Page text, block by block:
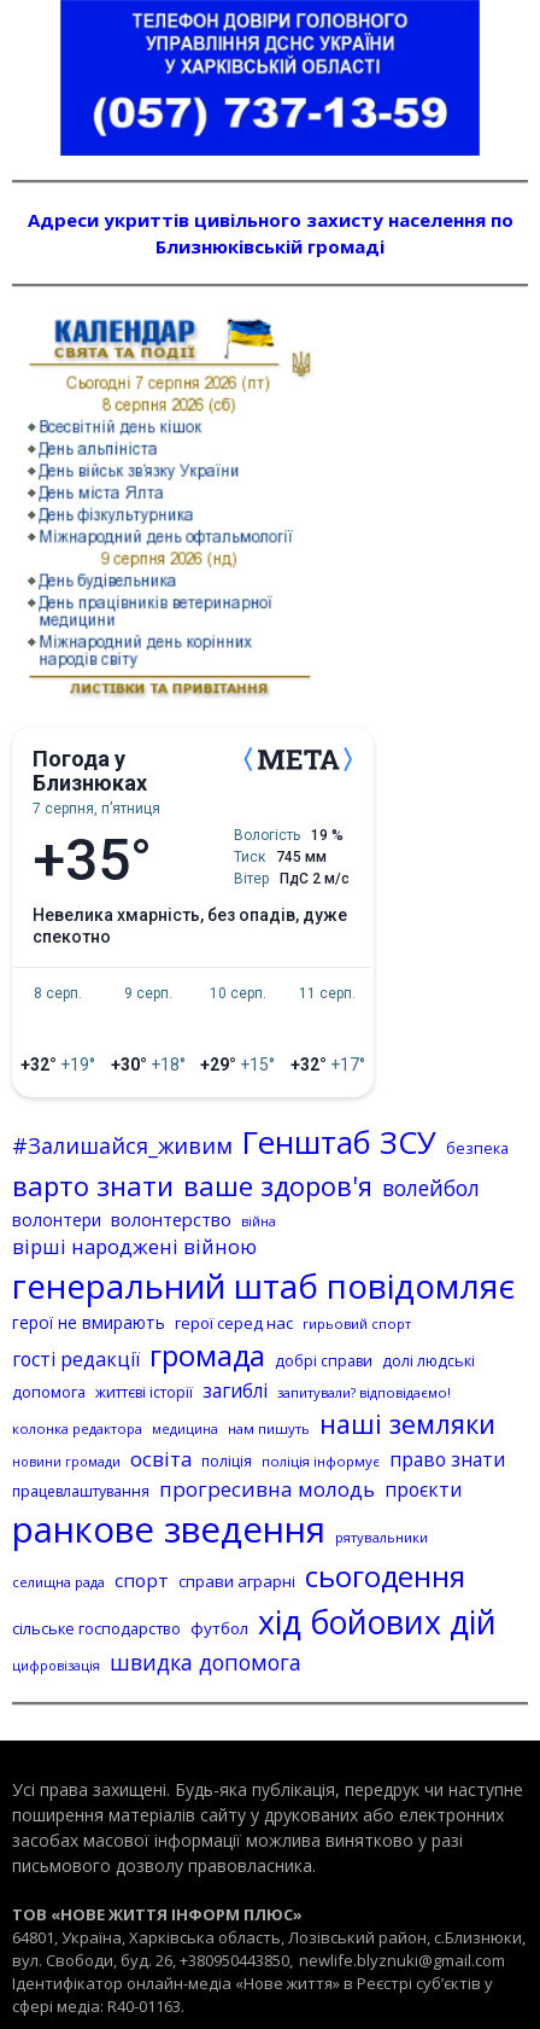
Адреси укриттів цивільного захисту населення по
Близнюківській громаді
Погода у
Близнюках
7 серпня, пʼятниця
+35° Вологість
19 %
Тиск
745 мм
Вітер
ПдС 2 м/с
невелика хмарність, без опадів, дуже
спекотно
8 серп.
+32° +19°
9 серп.
+30° +18°
10 серп.
+29° +15°
11 серп.
+32° +17°
#Залишайся_живим Генштаб ЗСУ безпека
варто знати ваше здоров'я волейбол
волонтери волонтерство війна
вірші народжені війною
генеральний штаб повідомляє
герої не вмирають герої серед нас гирьовий спорт
гості редакції громада добрі справи долі людські
допомога життєві історії загиблі запитували? відповідаємо!
колонка редактора
медицина нам пишуть наші земляки
новини громади освіта поліція поліція інформує право знати
працевлаштування прогресивна молодь проєкти
ранкове зведення рятувальники
селищна рада спорт справи аграрні сьогодення
сільське господарство футбол хід бойових дій
цифровізація швидка допомога
Усі права захищені. Будь-яка публiкацiя, передрук чи наступне
поширення матеріалів сайту у друкованих або електронних
засобах масової інформації можлива винятково у разі
письмового дозволу правовласника.
ТОВ «НОВЕ ЖИТТЯ ІНФОРМ ПЛЮС»
64801, Україна, Харківська область, Лозівський район, с.Близнюки,
вул. Свободи, буд. 26, +380950443850, newlife.blyznuki@gmail.com
Ідентифікатор онлайн-медіа «Нове життя» в Реєстрі суб’єктів у
сфері медіа: R40-01163.